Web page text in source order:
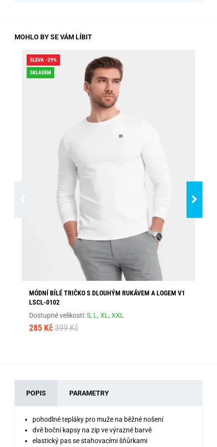
MOHLO BY SE VÁM LÍBIT
SLEVA -29%
SKLADEM
MÓDNÍ BÍLÉ TRIČKO S DLOUHÝM RUKÁVEM A LOGEM V1
LSCL-0102
Dostupné velikosti:S, L,XL,XXL
285 Kč 399 Kč
POPIS PARAMETRY
pohodlné tepláky pro muže na běžné nošení
dvě boční kapsy na zip ve výrazné barvě
elastický pas se stahovacími šňůrkami